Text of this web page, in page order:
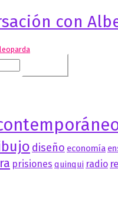
con
leoparda
diseño economía
prisiones quinqui radio